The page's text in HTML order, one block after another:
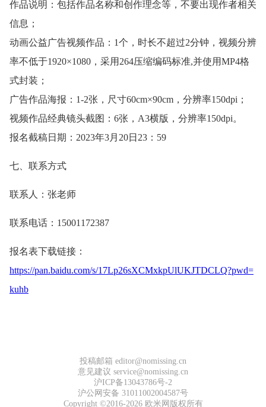
作品说明：包括作品名称和创作理念等，不要出现作者相关
信息；
动画公益广告视频作品：1个，时长不超过2分钟，视频分辨
率不低于1920×1080，采用264压缩编码标准,并使用MP4格
式封装；
广告作品海报：1-2张，尺寸60cm×90cm，分辨率150dpi；
视频作品经典镜头截图：6张，A3横版，分辨率150dpi。
报名截稿日期：2023年3月20日23：59
七、联系方式
联系人：张老师
联系电话：15001172387
报名表下载链接：
https://pan.baidu.com/s/17Lp26sXCMxkpUlUKJTDCLQ?pwd=
kuhb
投稿邮箱 editor@nomissing.cn
意见建议 service@nomissing.cn
沪ICP备13043786号-2
沪公网安备 31011002004587号
Copyright ©2016-2026 欧米网版权所有